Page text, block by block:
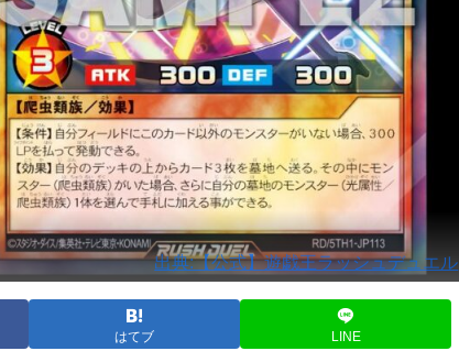
出典:【公式】遊戯王ラッシュデュエル
はてブ LINE